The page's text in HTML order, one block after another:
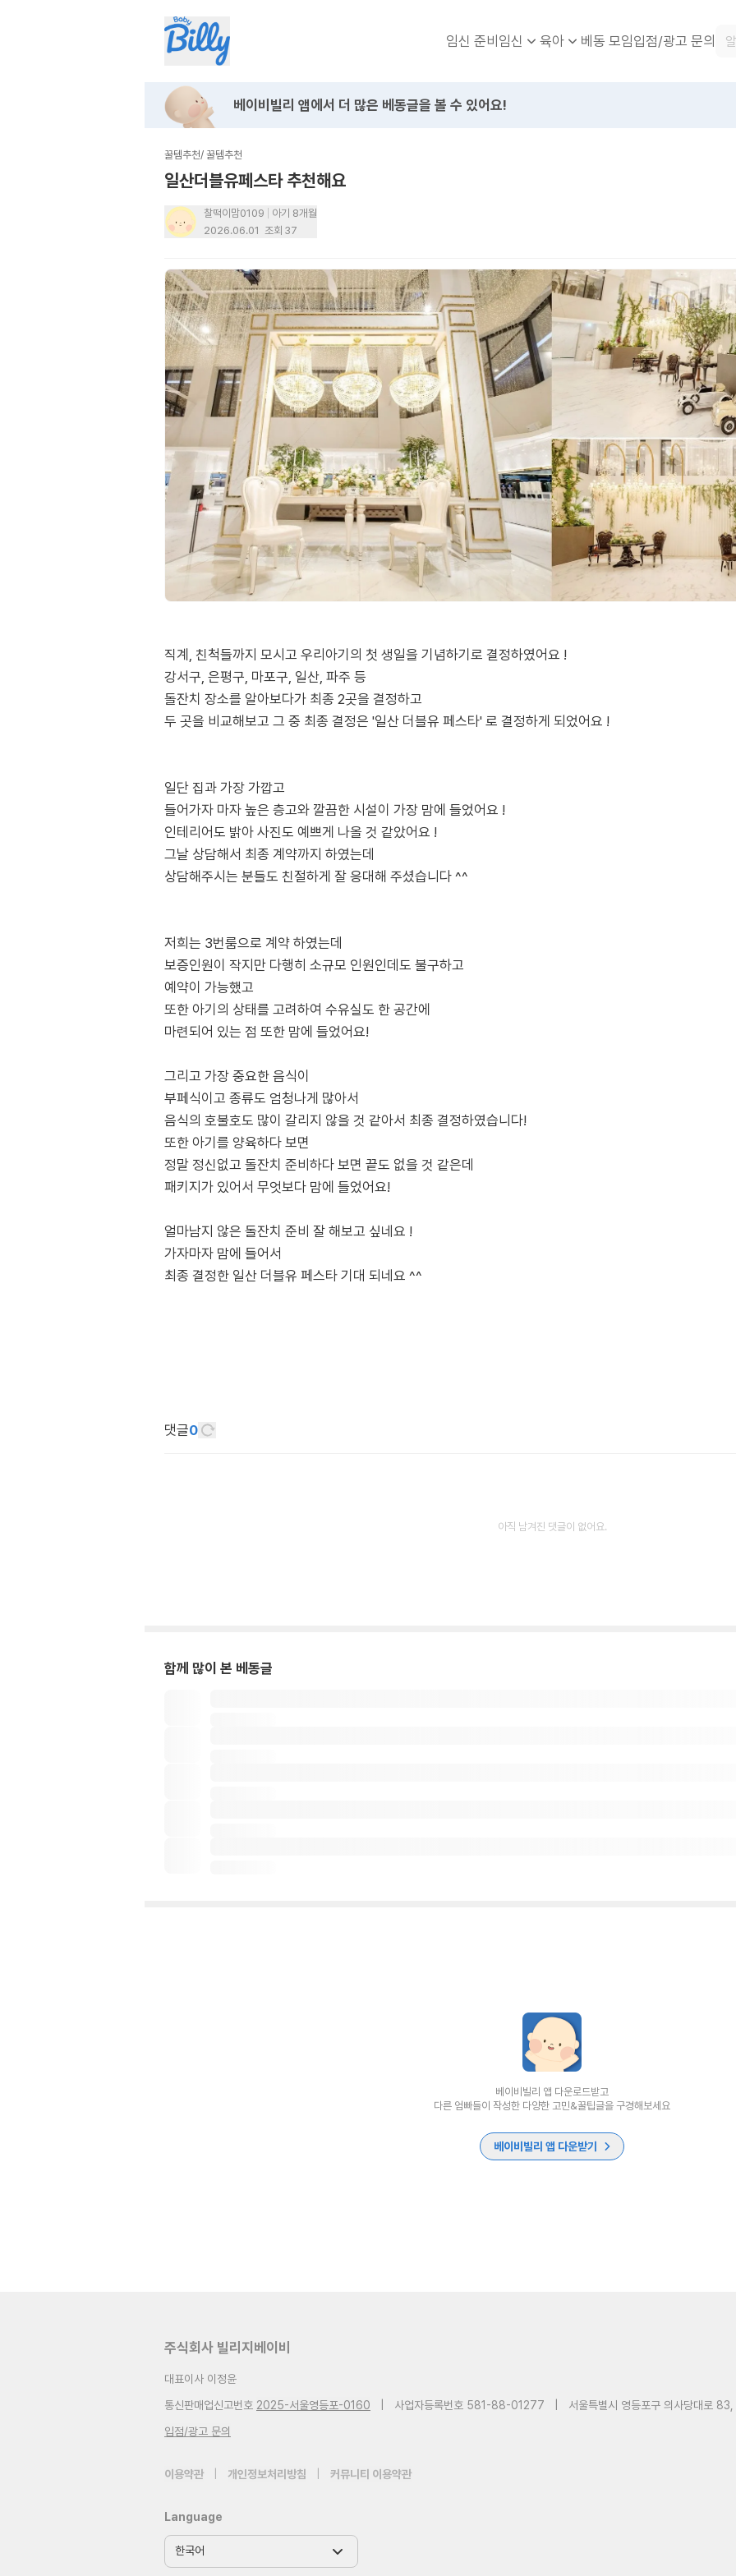
임신 준비임신 육아 베동 모임입점/광고 문의
베이비빌리 앱에서 더 많은 베동글을 볼 수 있어요!
꿀템추천/ 꿀템추천
일산더블유페스타 추천해요
찰떡이맘0109
아기 8개월
2026.06.01 조회 37
직계, 친척들까지 모시고 우리아기의 첫 생일을 기념하기로 결정하였어요 !
강서구, 은평구, 마포구, 일산, 파주 등
돌잔치 장소를 알아보다가 최종 2곳을 결정하고
두 곳을 비교해보고 그 중 최종 결정은 '일산 더블유 페스타' 로 결정하게 되었어요 !
일단 집과 가장 가깝고
들어가자 마자 높은 층고와 깔끔한 시설이 가장 맘에 들었어요 !
인테리어도 밝아 사진도 예쁘게 나올 것 같았어요 !
그날 상담해서 최종 계약까지 하였는데
상담해주시는 분들도 친절하게 잘 응대해 주셨습니다 ^^
저희는 3번룸으로 계약 하였는데
보증인원이 작지만 다행히 소규모 인원인데도 불구하고
예약이 가능했고
또한 아기의 상태를 고려하여 수유실도 한 공간에
마련되어 있는 점 또한 맘에 들었어요!
그리고 가장 중요한 음식이
부페식이고 종류도 엄청나게 많아서
음식의 호불호도 많이 갈리지 않을 것 같아서 최종 결정하였습니다!
또한 아기를 양육하다 보면
정말 정신없고 돌잔치 준비하다 보면 끝도 없을 것 같은데
패키지가 있어서 무엇보다 맘에 들었어요!
얼마남지 않은 돌잔치 준비 잘 해보고 싶네요 !
가자마자 맘에 들어서
최종 결정한 일산 더블유 페스타 기대 되네요 ^^
댓글0
아직 남겨진 댓글이 없어요.
함께 많이 본 베동글
베이비빌리 앱 다운로드받고
다른 엄빠들이 작성한 다양한 고민&꿀팁글을 구경해보세요
베이비빌리 앱 다운받기
주식회사 빌리지베이비
대표이사 이정윤
통신판매업신고번호 2025-서울영등포-0160 사업자등록번호 581-88-01277
서울특별시 영등포구 의사당대로
입점/광고 문의
이용약관 개인정보처리방침 커뮤니티 이용약관
Language